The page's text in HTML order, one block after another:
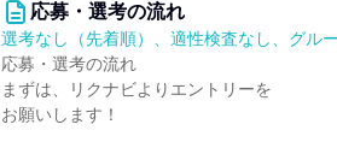
応募・選考の流れ
選考なし（先着順）、適性検査なし、グル
応募・選考の流れ
まずは、リクナビよりエントリーを
お願いします！